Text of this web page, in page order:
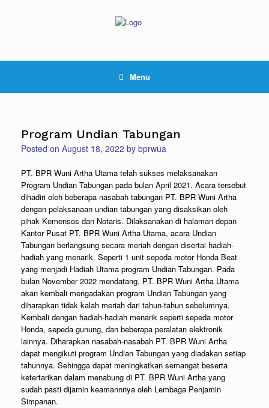
Menu
Program Undian Tabungan
Posted on August 18, 2022 by bprwua
PT. BPR Wuni Artha Utama telah sukses melaksanakan
Program Undian Tabungan pada bulan April 2021. Acara tersebut
dihadiri oleh beberapa nasabah tabungan PT. BPR Wuni Artha
dengan pelaksanaan undian tabungan yang disaksikan oleh
pihak Kemensos dan Notaris. Dilaksanakan di halaman depan
Kantor Pusat PT. BPR Wuni Artha Utama, acara Undian
Tabungan berlangsung secara meriah dengan disertai hadiah-
hadiah yang menarik. Seperti 1 unit sepeda motor Honda Beat
yang menjadi Hadiah Utama program Undian Tabungan. Pada
bulan November 2022 mendatang, PT. BPR Wuni Artha Utama
akan kembali mengadakan program Undian Tabungan yang
diharapkan tidak kalah meriah dari tahun-tahun sebelumnya.
Kembali dengan hadiah-hadiah menarik seperti sepeda motor
Honda, sepeda gunung, dan beberapa peralatan elektronik
lainnya. Diharapkan nasabah-nasabah PT. BPR Wuni Artha
dapat mengikuti program Undian Tabungan yang diadakan setiap
tahunnya. Sehingga dapat meningkatkan semangat beserta
ketertarikan dalam menabung di PT. BPR Wuni Artha yang
sudah pasti dijamin keamannnya oleh Lembaga Penjamin
Simpanan.